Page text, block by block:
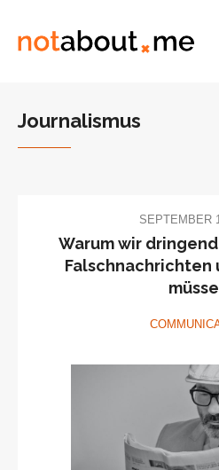
Journalismus
SEPTEMBER
Warum wir
Falschnachrichten